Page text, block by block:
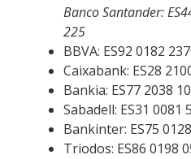
Banco Santander:
225
BBVA: ES92 0182
Caixabank: ES28
Bankia: ES77 2038
Sabadell: ES31 0081
Bankinter: ES75
Triodos: ES86 0198